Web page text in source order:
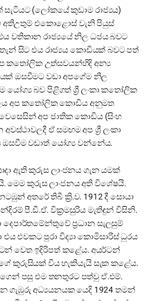
සැටියට (ලෝකයේ කුඩාම රාජ්‍යය)
අතිඋතුම් එකොළොස් වැනි පියුස්
වතිකාන රාජ්‍යයේ නිල ධජය බවට
සිට එය රාජ්‍යය කොඩියක් බවට පත්
කතෝලික උත්සවයන්හිදි අන්‍ය
ඔසවීමට වඩා අපගේම නිල
බව පිළිගත් ශ්‍රී ලංකා කතෝලික
අප කතෝලික කොඩිය අනුමත
අප ජාතික කොඩිය (සිංහ
ඒ සමඟම අප ශ්‍රී ලංකා
වඩාත් යෝග්‍ය වන්නේය.
ඇති කුරුස ලාංජනය ගැන යමක්
මෙම කුරුස ලාංජනය අති විශේෂයි.
අතරේ තිබී ක්‍රි.ව. 1912 දී සොයා
පී.ඩී.ඒ. වික්‍රමසුරිය මැතිඳුන් විසිනි.
දෙපාර්තමේන්තුවේ ප්‍රධාන සැලසුම්
එය එවකට පුරා විද්‍යා කොමිසාරිස් ධුරය
වෙත ඉදිරිපත් කළේය. අයර්ටන්
කුරුසියක් විය හැකියැයි සැක කළේය.
පසු එම තනතුරට පත්වු ඒ.එම්.
ගැඹුරු අධ්‍යයනයක යෙදි 1924 තමන්